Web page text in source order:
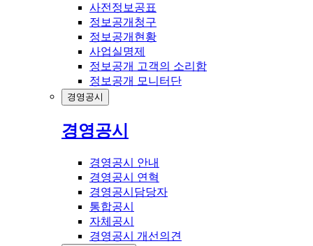
사전정보공표
정보공개청구
정보공개현황
사업실명제
정보공개 고객의 소리함
정보공개 모니터단
경영공시
경영공시
경영공시 안내
경영공시 연혁
경영공시담당자
통합공시
자체공시
경영공시 개선의견